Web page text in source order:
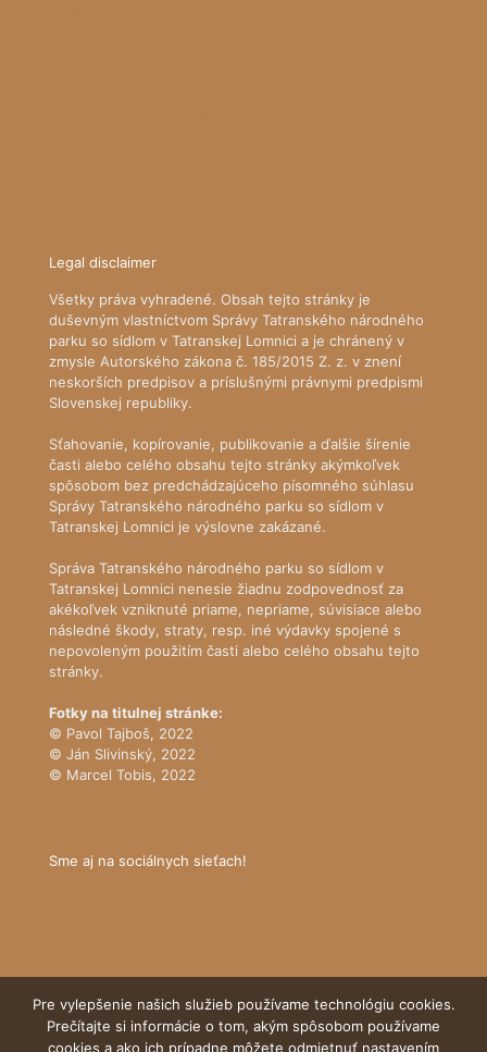
Legal disclaimer
Všetky práva vyhradené. Obsah tejto stránky je
duševným vlastníctvom Správy Tatranského národného
parku so sídlom v Tatranskej Lomnici a je chránený v
zmysle Autorského zákona č. 185/2015 Z. z. v znení
neskorších predpisov a príslušnými právnymi predpismi
Slovenskej republiky.
Sťahovanie, kopírovanie, publikovanie a ďalšie šírenie
časti alebo celého obsahu tejto stránky akýmkoľvek
spôsobom bez predchádzajúceho písomného súhlasu
Správy Tatranského národného parku so sídlom v
Tatranskej Lomnici je výslovne zakázané.
Správa Tatranského národného parku so sídlom v
Tatranskej Lomnici nenesie žiadnu zodpovednosť za
akékoľvek vzniknuté priame, nepriame, súvisiace alebo
následné škody, straty, resp. iné výdavky spojené s
nepovoleným použitím časti alebo celého obsahu tejto
stránky.
Fotky na titulnej stránke:
© Pavol Tajboš, 2022
© Ján Slivinský, 2022
© Marcel Tobis, 2022
Sme aj na sociálnych sieťach!
Pre vylepšenie našich služieb používame technológiu cookies.
Prečítajte si informácie o tom, akým spôsobom používame
cookies a ako ich prípadne môžete odmietnuť nastavením